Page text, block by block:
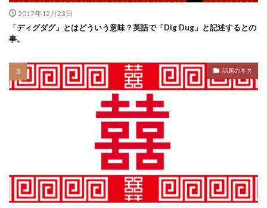
2017年12月23日
「ディグダグ」とはどういう意味？英語で「Dig Dug」と記述するとの
事。
話題のネタ